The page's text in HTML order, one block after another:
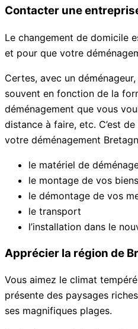
Contacter une
Le changement de domicile
et pour que votre
Certes, avec un
souvent en fonction de la
déménagement que vous
distance à faire, etc. C’est
votre déménagement
le matériel de
le montage de vos biens
le démontage de vos
le transport
l’installation dans le
Apprécier la région de
Vous aimez le climat
présente des paysages
ses magnifiques plages.